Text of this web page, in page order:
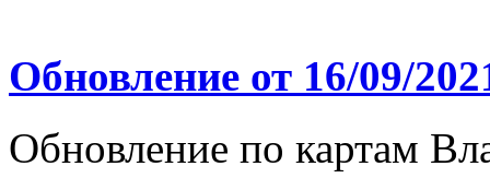
Обновление от 16/09/
Обновление по картам